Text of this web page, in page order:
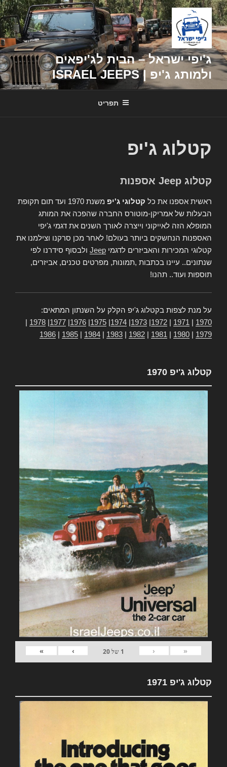
דילוג
לתוכן
ג'יפי ישראל – הבית לג'יפאים
ולמותג ג'יפ | ISRAEL JEEPS
תפריט
קטלוג ג'יפ
קטלוג Jeep אספנות
ראשית אספנו את כל קטלוגי ג'יפ
משנת 1970 ועד תום תקופת
הבעלות של אמריקן-מוטורס החברה שהפכה את המותג
המופלא הזה לאייקוני וייצרה לאורך השנים את דגמי ג'יפי
האספנות הנחשקים ביותר בעולם! לאחר מכן סרקנו וצילמנו את
קטלוגי המכירות והאביזרים לדגמי Jeep ולבסוף סידרנו לפי
שנתונים.. עיינו בכתבות ,תמונות, מפרטים טכנים, אביזרים,
תוספות ועוד.. תהנו!
על מנת לצפות בקטלוג ג'יפ הקלק על השנתון המתאים:
1970
1971
1972
1973
1974
1975
1976
1977
1978
1979
1980
1981
1982
1983
1984
1985
1986
קטלוג ג'יפ 1970
«
‹
1 של20
›
»
קטלוג ג'יפ 1971